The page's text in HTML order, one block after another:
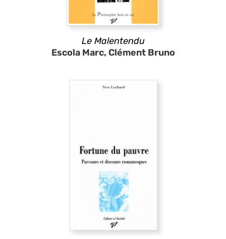
Le Malentendu
Escola Marc, Clément Bruno